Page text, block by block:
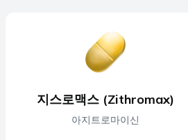
항기생충제 발기부전
지스로맥스 (Zithromax)
아지트로마이신